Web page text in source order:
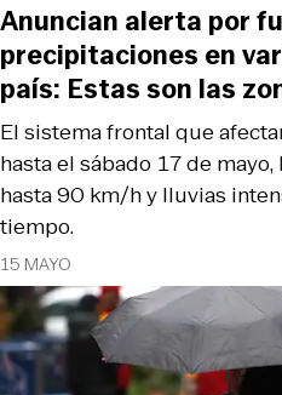
15 MAYO
El sistema frontal que
hasta el sábado 17 de
hasta 90 km/h y lluvias
tiempo.
Anuncian alerta por
precipitaciones en
país: Estas son las